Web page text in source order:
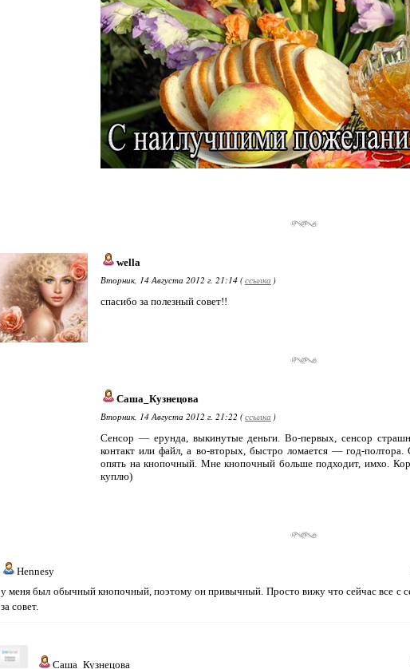
wella
Вторник, 14 Августа 2012 г. 21:14 (ссылка )
спасибо за полезный совет!!
Саша_Кузнецова
Вторник, 14 Августа 2012 г. 21:22 (ссылка )
Сенсор — ерунда, выкинутые деньги. Во-первых, сенсор
контакт или файл, а во-вторых, быстро ломается — год-
опять на кнопочный. Мне кнопочный больше подходит, имхо.
куплю)
Hennesy
у меня был обычный кнопочный, поэтому он привычный. Просто вижу что сейчас все с
за совет.
Саша_Кузнецова